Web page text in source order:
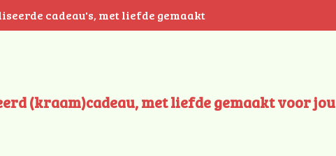
cadeau's, met liefde gemaakt
(kraam)cadeau, met liefde gemaakt voor jou